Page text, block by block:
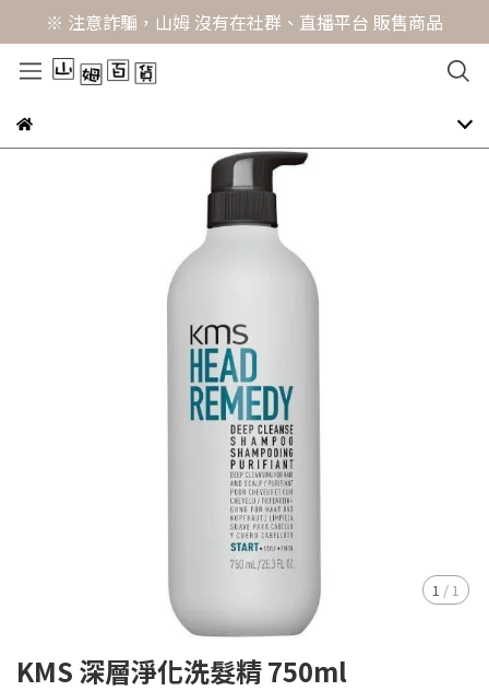
※ 注意詐騙，山姆 沒有在社群、直播平台 販售商品
1 / 1
KMS 深層淨化洗髮精 750ml